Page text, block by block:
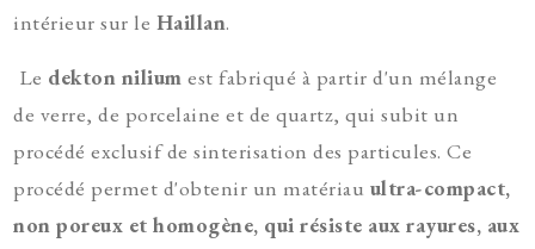
intérieur sur le Haillan.
Le dekton nilium est fabriqué à partir d'un mélange
de verre, de porcelaine et de quartz, qui subit un
procédé exclusif de sinterisation des particules. Ce
procédé permet d'obtenir un matériau ultra-compact,
non poreux et homogène, qui résiste aux rayures, aux